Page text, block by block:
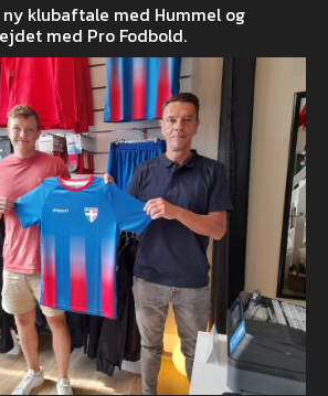
ny klubaftale med Hummel og
med Pro Fodbold.